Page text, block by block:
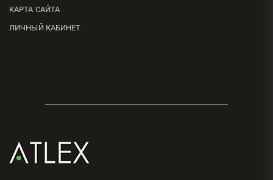
КАРТА САЙТА
ЛИЧНЫЙ КАБИНЕТ